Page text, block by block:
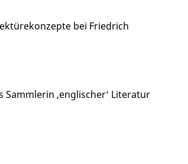
bei Friedrich
‚englischer‘ Literatur